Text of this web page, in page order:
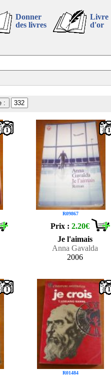
Donner
des livres
Livre
d'or
1
R09867
1
Prix :2.20€
Je l'aimais
Anna Gavalda
2006
1
R01484
1